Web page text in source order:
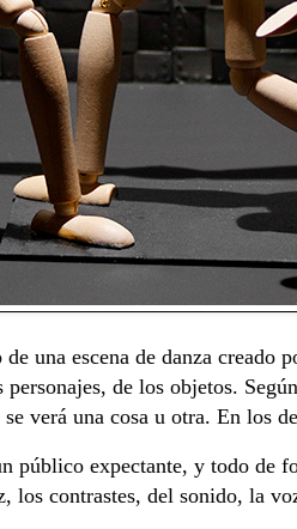
una escena de danza
de los objetos.
verá una cosa u otra. En los
público expectante, y todo de
los contrastes, del sonido, la